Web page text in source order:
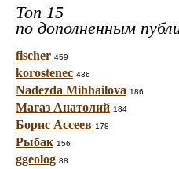
Топ 15
по дополненным
fischer 459
korostenec 436
Nadezda Mihhailova 186
Магаз Анатолий 184
Борис Ассеев 178
Рыбак 156
ggeolog 88